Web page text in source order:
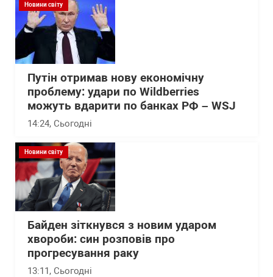
Новини світу
Путін отримав нову економічну
проблему: удари по Wildberries
можуть вдарити по банках РФ – WSJ
14:24, Сьогодні
Новини світу
Байден зіткнувся з новим ударом
хвороби: син розповів про
прогресування раку
13:11, Сьогодні